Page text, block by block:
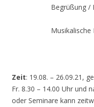
Begrüßung /
Zeit: 19.08. – 26.09.21,
Fr. 8.30 – 14.00 Uhr und
oder Seminare kann